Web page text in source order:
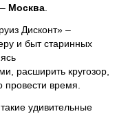
Москва
Дисконт» –
и быт старинных
расширить кругозор,
провести время.
удивительные